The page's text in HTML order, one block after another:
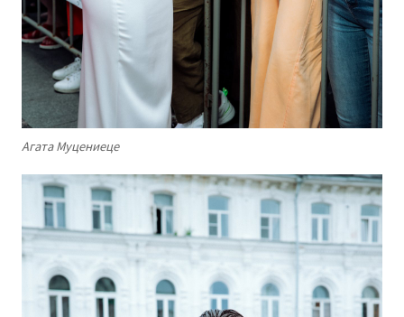
Агата Муцениеце